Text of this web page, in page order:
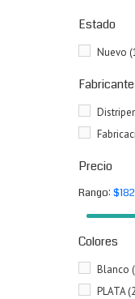
Estado
Nuevo
Fabricante
Precio
Rango:
Colores
Blanco
PLATA